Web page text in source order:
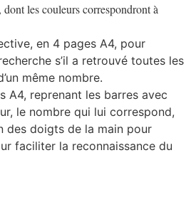
dont les couleurs correspondront à
en 4 pages A4, pour
s’il a retrouvé toutes les
même nombre.
A4, reprenant les barres avec
le nombre qui lui correspond,
des doigts de la main pour
faciliter la reconnaissance du